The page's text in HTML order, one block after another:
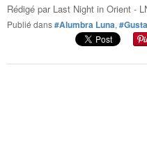
Rédigé par Last Night in Orient -
Publié dans#Alumbra Luna,